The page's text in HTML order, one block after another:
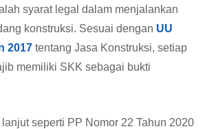
syarat legal dalam menjalankan
konstruksi. Sesuai dengan UU
2017tentang Jasa Konstruksi, setiap
memiliki SKK sebagai bukti
seperti PP Nomor 22 Tahun 2020